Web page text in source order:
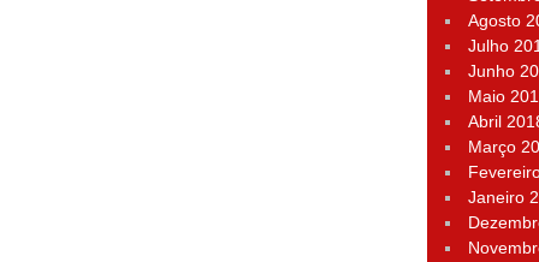
Agosto
Julho
Junho
Maio
Abril
Março
Janeiro